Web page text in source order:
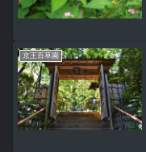
京王百草園